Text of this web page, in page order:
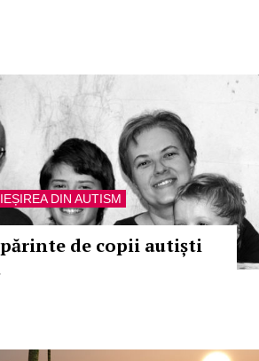
IEȘIREA DIN AUTISM
părinte de copii autiști